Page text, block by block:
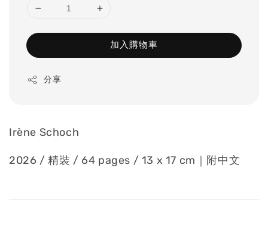
加入購物車
分享
Irène Schoch
2026 / 精裝 / 64 pages / 13 x 17 cm｜附中文